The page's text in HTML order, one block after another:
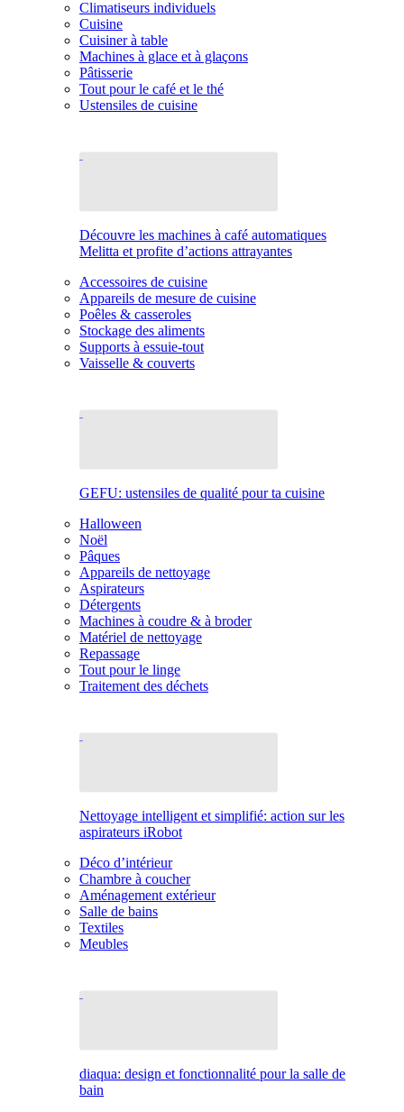
Climatiseurs individuels
Cuisine
Cuisiner à table
Machines à glace et à glaçons
Pâtisserie
Tout pour le café et le thé
Ustensiles de cuisine
Découvre les machines à café automatiques
Melitta et profite d’actions attrayantes
Accessoires de cuisine
Appareils de mesure de cuisine
Poêles & casseroles
Stockage des aliments
Supports à essuie-tout
Vaisselle & couverts
GEFU: ustensiles de qualité pour ta cuisine
Halloween
Noël
Pâques
Appareils de nettoyage
Aspirateurs
Détergents
Machines à coudre & à broder
Matériel de nettoyage
Repassage
Tout pour le linge
Traitement des déchets
Nettoyage intelligent et simplifié: action sur les
aspirateurs iRobot
Déco d’intérieur
Chambre à coucher
Aménagement extérieur
Salle de bains
Textiles
Meubles
diaqua: design et fonctionnalité pour la salle de
bain